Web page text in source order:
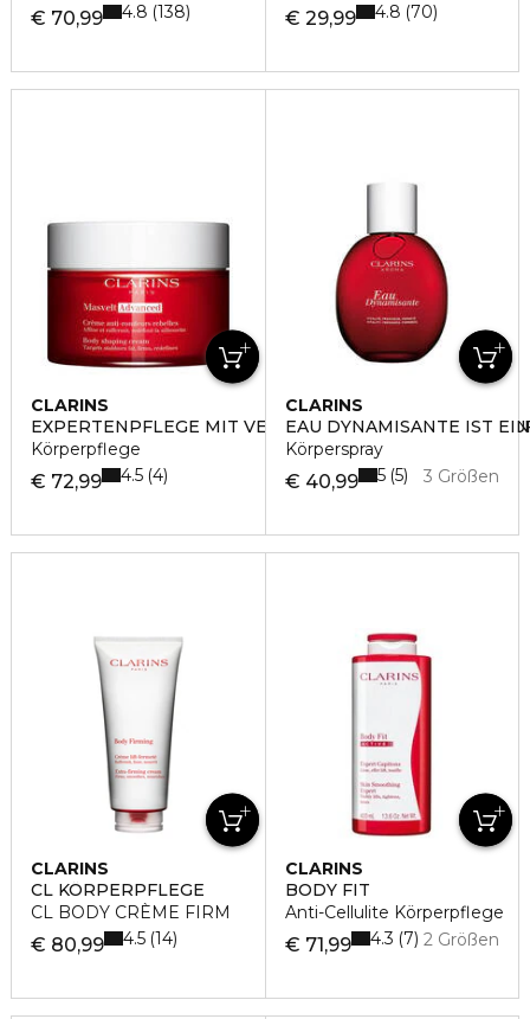
€ 70,99 4.8 138 € 29,99 4.8 70
CLARINS
EXPERTENPFLEGE MIT VERFEINERNDER WIRKUNG
Körperpflege
€ 72,99 4.5 4
CLARINS
EAU DYNAMISANTE IST
Körperspray
€ 40,99 3 Größen
5 5
CLARINS
CL KÖRPERPFLEGE
CL BODY CRÈME FIRM
€ 80,99 4.5 14
CLARINS
BODY FIT
Anti-Cellulite Körperpflege
€ 71,99 2 Größen
4.3 7